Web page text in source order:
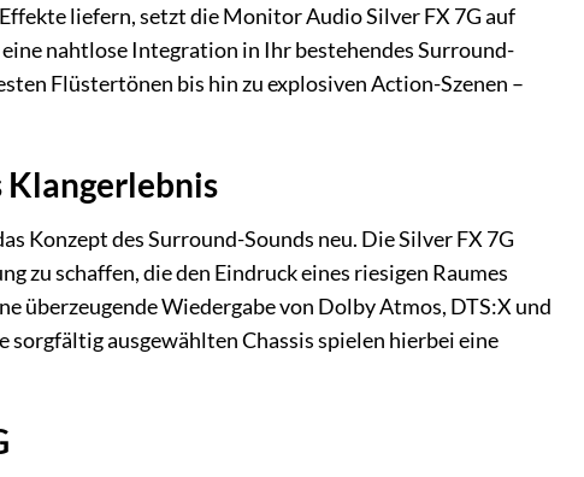
liefern, setzt die Monitor Audio Silver FX 7G auf
nahtlose Integration in Ihr bestehendes Surround-
Flüstertönen bis hin zu explosiven Action-Szenen –
Konzept des Surround-Sounds neu. Die Silver FX 7G
zu schaffen, die den Eindruck eines riesigen Raumes
überzeugende Wiedergabe von Dolby Atmos, DTS:X und
ausgewählten Chassis spielen hierbei eine